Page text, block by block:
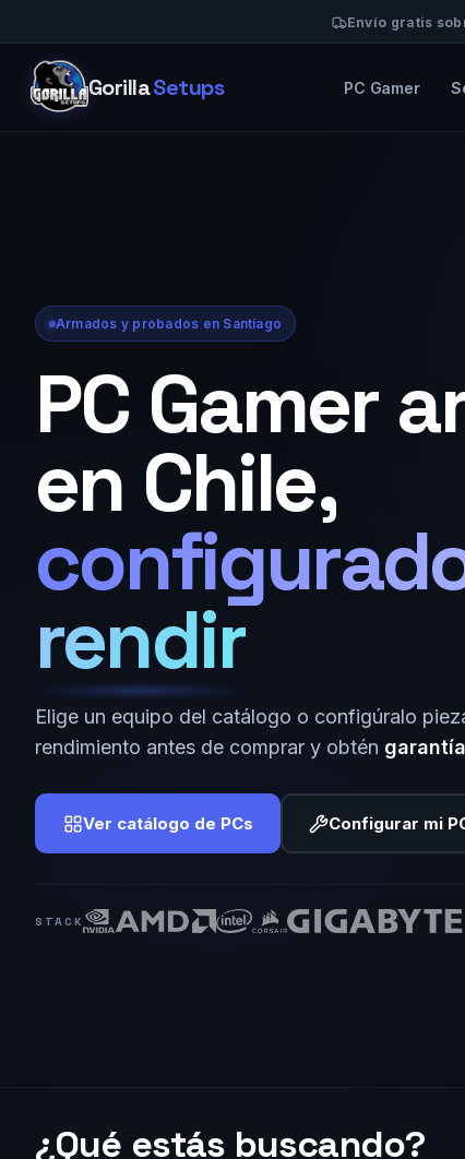
Envío gratis
GorillaSetups PC Gamer
Armados y probados en Santiago
PC Gamer
en Chile,
rendir
Elige un equipo del catálogo o configúralo
rendimiento antes de comprar y obtén
Ver catálogo de PCs Configurar mi
STACK
¿Qué estás buscando?